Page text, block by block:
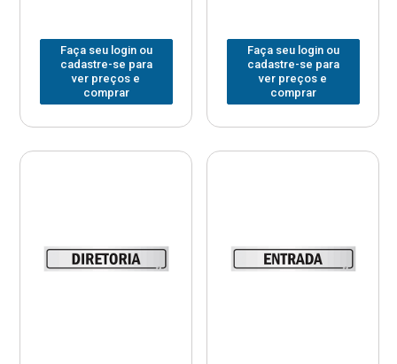
Faça seu login ou
cadastre-se para
ver preços e
comprar
Faça seu login ou
cadastre-se para
ver preços e
comprar